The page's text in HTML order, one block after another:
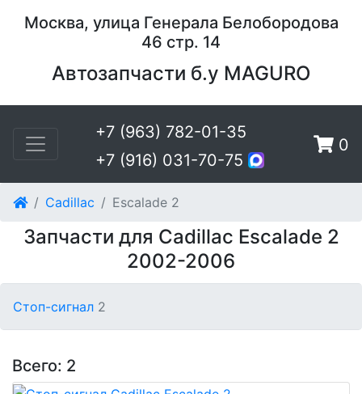
Москва, улица Генерала Белобородова
46 стр. 14
Автозапчасти б.у MAGURO
+7 (963) 782-01-35
+7 (916) 031-70-75
0
Cadillac Escalade 2
Запчасти для Cadillac Escalade 2
2002-2006
Стоп-сигнал 2
Всего: 2